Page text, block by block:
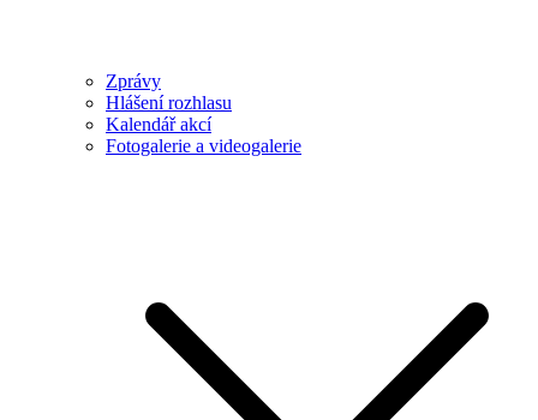
Zprávy
Hlášení rozhlasu
Kalendář akcí
Fotogalerie a videogalerie